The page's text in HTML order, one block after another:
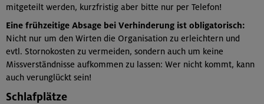
mitgeteilt werden, kurzfristig aber bitte nur per Telefon!
Eine frühzeitige Absage bei Verhinderung ist obligatorisch:
Nicht nur um den Wirten die Organisation zu erleichtern und
evtl. Stornokosten zu vermeiden, sondern auch um keine
Missverständnisse aufkommen zu lassen: Wer nicht kommt, kann
auch verunglückt sein!
Schlafplätze